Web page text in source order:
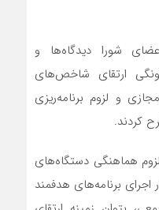
شورا دیدگاه‌ها و
ارتقای شاخص‌های
و لزوم برنامه‌ریزی
کردند.
هماهنگی دستگاه‌های
اجرای برنامه‌های هدفمند